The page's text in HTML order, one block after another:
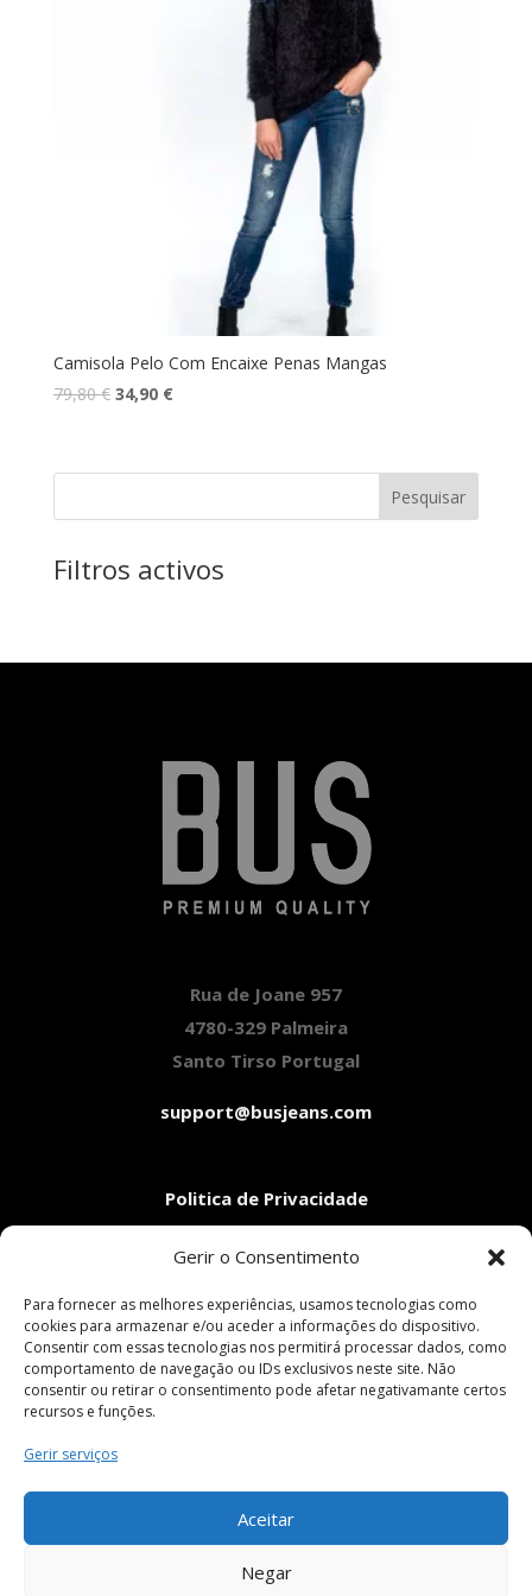
Gerir o Consentimento
Para fornecer as melhores experiências, usamos tecnologias como
cookies para armazenar e/ou aceder a informações do dispositivo.
Consentir com essas tecnologias nos permitirá processar dados, como
comportamento de navegação ou IDs exclusivos neste site. Não
consentir ou retirar o consentimento pode afetar negativamante certos
recursos e funções.
Gerir serviços
Aceitar
Negar
Camisola Pelo Com Encaixe Penas Mangas
79,80€ O
era:
34,90 €O
é:
Pesquisar
Filtros activos
Rua de Joane 957
4780-329 Palmeira
Santo Tirso Portugal
support@busjeans.com
Politica de Privacidade
Aviso Legal
Condições Gerais de Venda
Livro de Reclamações
Pagamentos Seguros
Siga-nos em: